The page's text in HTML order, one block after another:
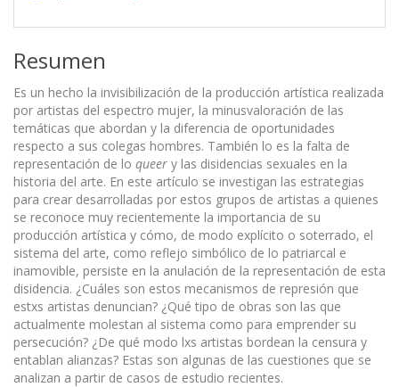
Resumen
Es un hecho la invisibilización de la producción artística realizada
por artistas del espectro mujer, la minusvaloración de las
temáticas que abordan y la diferencia de oportunidades
respecto a sus colegas hombres. También lo es la falta de
representación de lo queer y las disidencias sexuales en la
historia del arte. En este artículo se investigan las estrategias
para crear desarrolladas por estos grupos de artistas a quienes
se reconoce muy recientemente la importancia de su
producción artística y cómo, de modo explícito o soterrado, el
sistema del arte, como reflejo simbólico de lo patriarcal e
inamovible, persiste en la anulación de la representación de esta
disidencia. ¿Cuáles son estos mecanismos de represión que
estxs artistas denuncian? ¿Qué tipo de obras son las que
actualmente molestan al sistema como para emprender su
persecución? ¿De qué modo lxs artistas bordean la censura y
entablan alianzas? Estas son algunas de las cuestiones que se
analizan a partir de casos de estudio recientes.